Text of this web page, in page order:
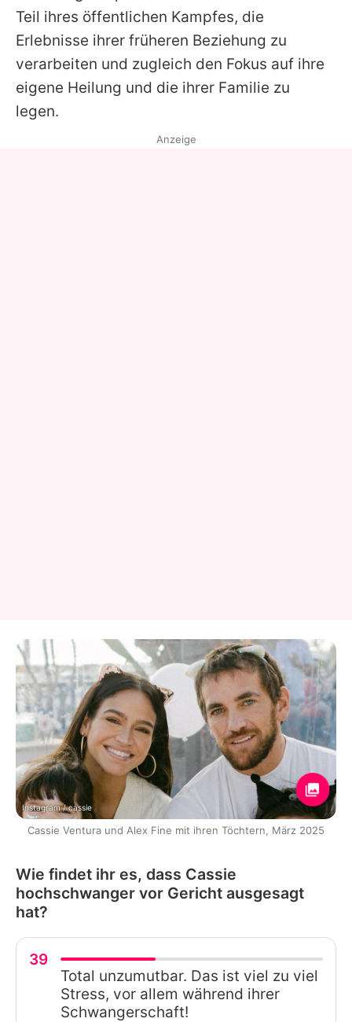
Teil ihres öffentlichen Kampfes, die
Erlebnisse ihrer früheren Beziehung zu
verarbeiten und zugleich den Fokus auf ihre
eigene Heilung und die ihrer Familie zu
legen.
Anzeige
Instagram / cassie
Cassie Ventura und Alex Fine mit ihren Töchtern, März 2025
Wie findet ihr es, dass Cassie
hochschwanger vor Gericht ausgesagt
hat?
39
Total unzumutbar. Das ist viel zu viel
Stress, vor allem während ihrer
Schwangerschaft!